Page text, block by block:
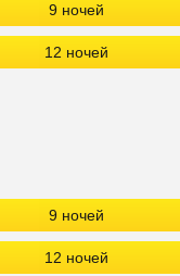
9 ночей
12 ночей
9 ночей
12 ночей